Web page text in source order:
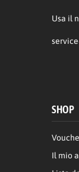
Usa il
SHOP
Il mio